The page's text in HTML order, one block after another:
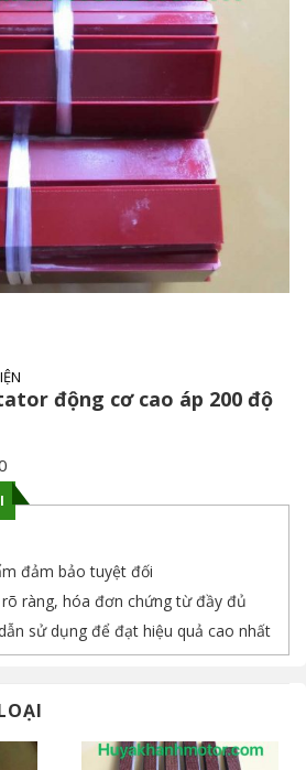
động cơ cao áp 200 độ
đảm bảo tuyệt đối
ràng, hóa đơn chứng từ đầy đủ
sử dụng để đạt hiệu quả cao nhất